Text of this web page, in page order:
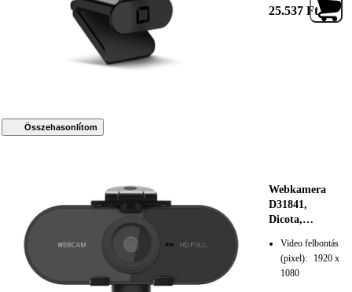
Összehasonlítom
25.537 Ft
Webkamera
D31841,
Dicota,
fekete
Video felbontás
(pixel):
1920 x
1080